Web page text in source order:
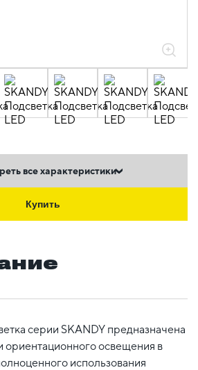
все характеристики
Купить
серии SKANDY предназначена
ориентационного освещения в
использования